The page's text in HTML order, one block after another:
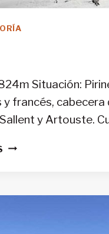
Situación:
y francés, cabecera
y Artouste.
ARRIEL